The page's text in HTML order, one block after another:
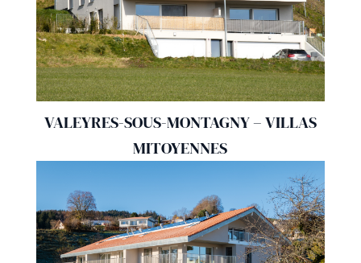
VALEYRES-SOUS-MONTAGNY – VILLAS
MITOYENNES